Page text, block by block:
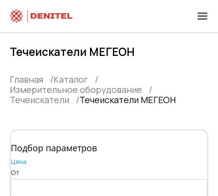
Течеискатели МЕГЕОН
Главная
Каталог
Измерительное оборудование
Течеискатели
Течеискатели МЕГЕОН
Подбор параметров
Цена
От